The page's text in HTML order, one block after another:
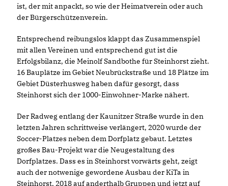
ist, der mit anpackt, so wie der Heimatverein oder auch
der Bürgerschützenverein.
Entsprechend reibungslos klappt das Zusammenspiel
mit allen Vereinen und entsprechend gut ist die
Erfolgsbilanz, die Meinolf Sandbothe für Steinhorst zieht.
16 Bauplätze im Gebiet Neubrückstraße und 18 Plätze im
Gebiet Düsterhusweg haben dafür gesorgt, dass
Steinhorst sich der 1000-Einwohner-Marke nähert.
Der Radweg entlang der Kaunitzer Straße wurde in den
letzten Jahren schrittweise verlängert, 2020 wurde der
Soccer-Platzes neben dem Dorfplatz gebaut. Letztes
großes Bau-Projekt war die Neugestaltung des
Dorfplatzes. Dass es in Steinhorst vorwärts geht, zeigt
auch der notwenige gewordene Ausbau der KiTa in
Steinhorst, 2018 auf anderthalb Gruppen und jetzt auf